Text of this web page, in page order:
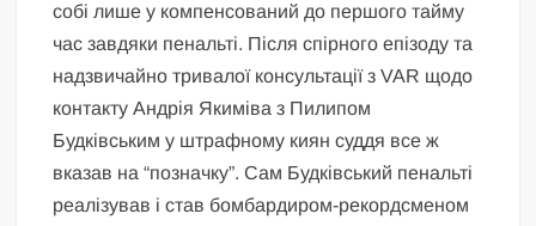
собі лише у компенсований до першого тайму
час завдяки пенальті. Після спірного епізоду та
надзвичайно тривалої консультації з VAR щодо
контакту Андрія Якиміва з Пилипом
Будківським у штрафному киян суддя все ж
вказав на “позначку”. Сам Будківський пенальті
реалізував і став бомбардиром-рекордсменом